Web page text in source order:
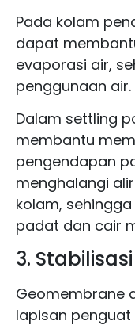
Pada kolam
dapat
evaporasi air,
penggunaan air.
Dalam settling
membantu
pengendapan
menghalangi
kolam,
padat dan cair
3.
Geomembrane
lapisan